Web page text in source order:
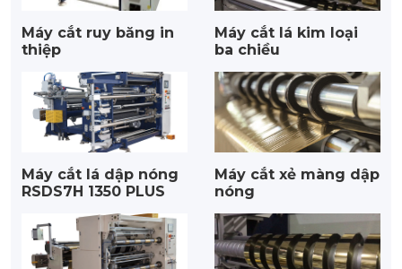
Máy cắt ruy băng in
thiệp
Máy cắt lá kim loại
ba chiều
Máy cắt lá dập nóng
RSDS7H 1350 PLUS
Máy cắt xẻ màng dập
nóng